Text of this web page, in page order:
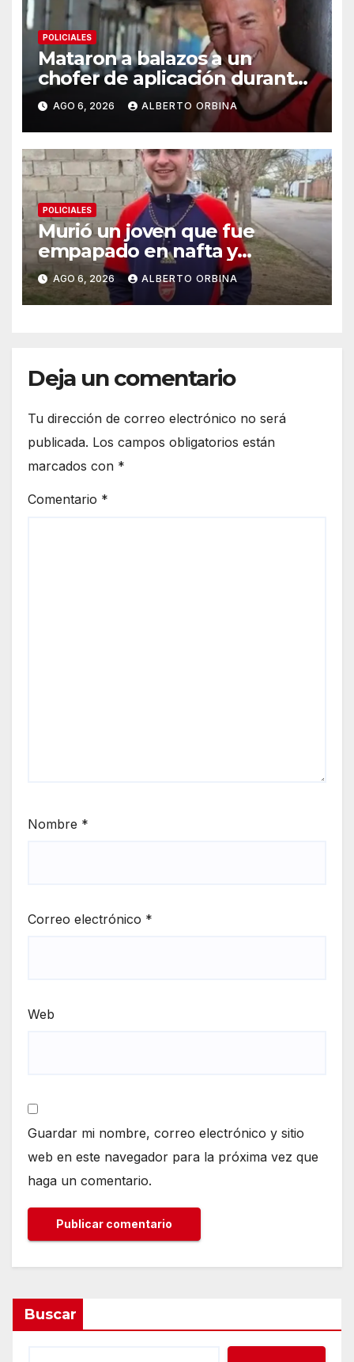
POLICIALES
Mataron a balazos a un
chofer de aplicación durante
un intento de robo en La
Matanza
AGO 6, 2026 ALBERTO ORBINA
POLICIALES
Murió un joven que fue
empapado en nafta y
prendido fuego por su novia
tras una pelea: la víctima
agonizó cinco días y tenía dos
AGO 6, 2026 ALBERTO ORBINA
Deja un comentario
Tu dirección de correo electrónico no será
publicada. Los campos obligatorios están
marcados con *
Comentario *
Nombre *
Correo electrónico *
Web
Guardar mi nombre, correo electrónico y sitio
web en este navegador para la próxima vez que
haga un comentario.
Buscar